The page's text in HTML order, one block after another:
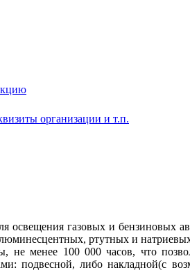
организации и т.п.
газовых и бензиновых
ртутных и
менее 100 000 часов, что
подвесной, либо накладной(с